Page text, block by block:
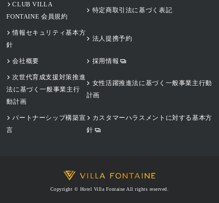
CLUB VILLA
FONTAINE 会員規約
特定商取引法に基づく表記
情報セキュリティ基本方
針
法人提携予約
会社概要 採用情報
次世代育成支援対策推進
法に基づく一般事業主行
動計画
女性活躍推進法に基づく一般事業主行動
計画
パートナーシップ構築宣
言
カスタマーハラスメントに対する基本方
針
Copyright © Hotel Villa Fontaine All rights reserved.